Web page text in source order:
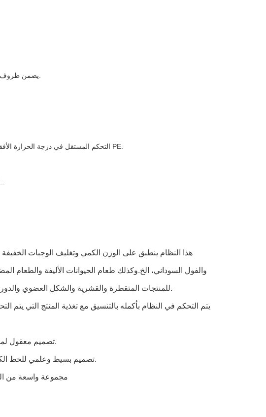
7التحكم المستقل في درجة الحرارة الأفقية / الطولية ، لضمان تناسب جيد لأنواع مختلفة من الأفلام المعقدة ، فيلم PE.
هذا النظام ينطبق على الوزن الكمي وتغليف الوجبات
والفول السوداني، الخ.وكذلك طعام الحيوانات الأليفة والطعام
للمنتجات المتقطرة والقشرية والشكل العضوي والدوري أو غير المنتجات غير المنتظمة مثل الأجهزة والبلاستيك والمطاط.
2تصميم معقول لمنصة العمل لضمان التوازن والسلامة دون التأثير على دقة الوزن.
3تصميم بسيط وعلمي للخط الكامل مع تشغيل مستقر ومدى وزن كبير وميزات دقة وزن عالية.
4مجموعة واسعة من